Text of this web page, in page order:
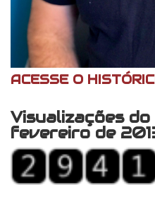
ACESSE O
Visualizações
fevereiro de